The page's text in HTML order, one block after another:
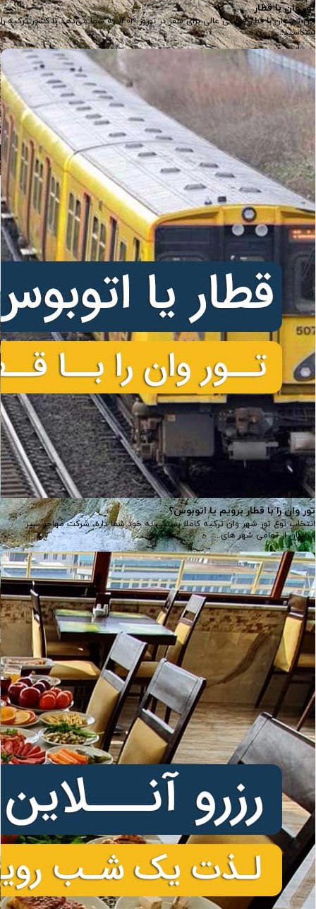
تور وان با قطار
این تور وان با قطار فرصتی عالی برای سفر در نوروز 1403 به شما می‌دهد تا کشور ترکیه را
بشناسید....
تور وان را با قطار برویم یا اتوبوس؟
انتخاب نوع تور شهر وان ترکیه کاملا بستگی به خود شما دارد، شرکت مهاجر سیر
ایرانیان از تمامی شهر های...